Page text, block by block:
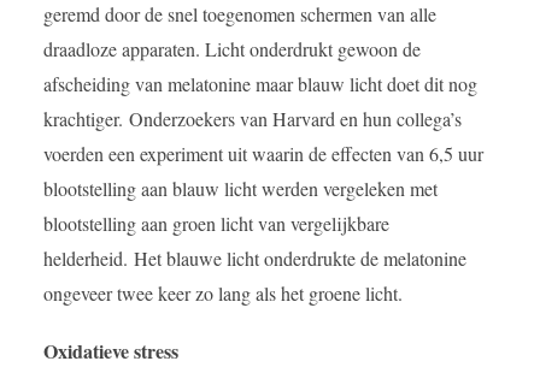
geremd door de snel toegenomen schermen van alle
draadloze apparaten. Licht onderdrukt gewoon de
afscheiding van melatonine maar blauw licht doet dit nog
krachtiger. Onderzoekers van Harvard en hun collega’s
voerden een experiment uit waarin de effecten van 6,5 uur
blootstelling aan blauw licht werden vergeleken met
blootstelling aan groen licht van vergelijkbare
helderheid. Het blauwe licht onderdrukte de melatonine
ongeveer twee keer zo lang als het groene licht.
Oxidatieve stress